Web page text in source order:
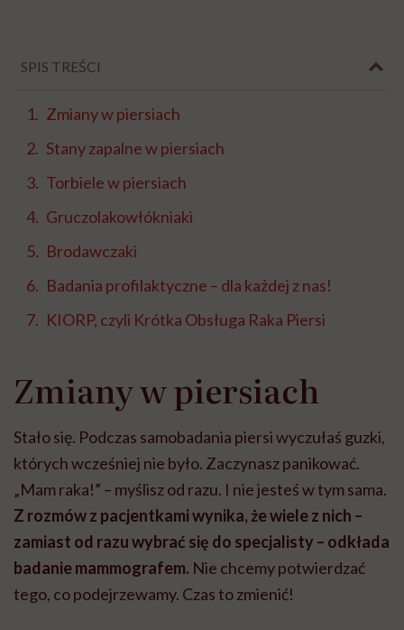
SPIS TREŚCI
Zmiany w piersiach
Stany zapalne w piersiach
Torbiele w piersiach
Gruczolakowłókniaki
Brodawczaki
Badania profilaktyczne – dla każdej z nas!
KIORP, czyli Krótka Obsługa Raka Piersi
Zmiany w piersiach
Stało się. Podczas samobadania piersi wyczułaś guzki,
których wcześniej nie było. Zaczynasz panikować.
„Mam raka!” – myślisz od razu. I nie jesteś w tym sama.
Z rozmów z pacjentkami wynika, że wiele z nich –
zamiast od razu wybrać się do specjalisty – odkłada
badanie mammografem. Nie chcemy potwierdzać
tego, co podejrzewamy. Czas to zmienić!